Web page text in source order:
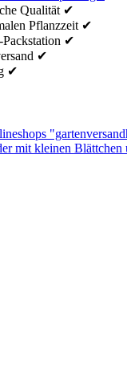
Qualität ✔
Pflanzzeit ✔
✔
✔
✔